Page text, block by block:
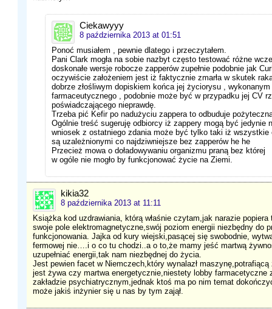
Ciekawyyy
8 października 2013 at 01:51
Ponoć musiałem , pewnie dlatego i przeczytałem.
Pani Clark mogła na sobie nazbyt często testować różne
doskonałe wersje robocze zapperów zupełnie podobnie jak
oczywiście założeniem jest iż faktycznie zmarła w skutek
dobrze złośliwym dopiskiem końca jej życiorysu ,
farmaceutycznego , podobnie może być w przypadku jej CV
poświadczającego nieprawdę.
Trzeba pić Kefir po nadużyciu zappera to odbuduje
Ogólnie treść sugeruję odbiorcy iż zappery mogą być jedynie
wniosek z ostatniego zdania może być tylko taki iż wszystkie
są uzależnionymi co najdziwniejsze bez zapperów he he
Przecież mowa o doładowywaniu organizmu praną bez której
w ogóle nie mogło by funkcjonować życie na Ziemi.
kikia32
8 października 2013 at 11:11
Książka kod uzdrawiania, którą właśnie czytam,jak narazie
swoje pole elektromagnetyczne,swój poziom energii niezbędny do
funkcjonowania. Jajka od kury wiejski,pasącej się swobodnie,
fermowej nie….i o co tu chodzi..a o to,że mamy jeść martwą
uzupełniać energii,tak nam niezbędnej do życia.
Jest pewien facet w Niemczech,który wynalazł
jest żywa czy martwa energetycznie,niestety lobby farmacetyczne
zakładzie psychiatrycznym,jednak ktoś ma po nim temat
może jakiś inżynier się u nas by tym zajął.